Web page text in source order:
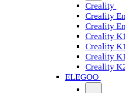
Creality
Creality
Creality
Creality
Creality
Creality
Creality
ELEGOO